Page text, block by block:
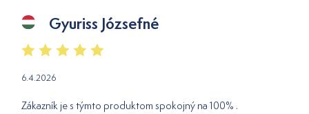
Gyuriss Józsefné
6.4.2026
Zákazník je s týmto produktom spokojný na 100% .